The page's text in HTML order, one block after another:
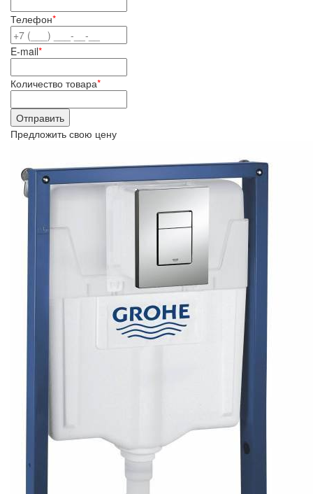
Телефон*
E-mail*
Количество товара*
Предложить свою цену